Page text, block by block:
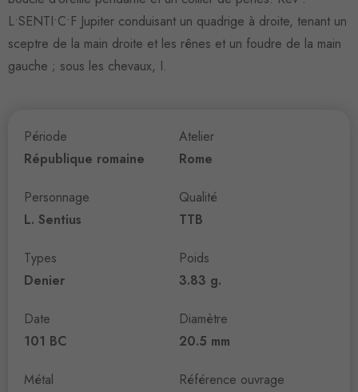
L•SENTI•C•F Jupiter conduisant un quadrige à droite, tenant un
sceptre de la main droite et les rênes et un foudre de la main
gauche ; sous les chevaux, I.
Période
République romaine
Personnage
L. Sentius
Types
Denier
Date
101 BC
Métal
Atelier
Rome
Qualité
TTB
Poids
3.83 g.
Diamètre
20.5 mm
Référence ouvrage